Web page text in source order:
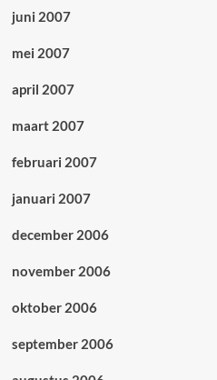
juni 2007
mei 2007
april 2007
maart 2007
februari 2007
januari 2007
december 2006
november 2006
oktober 2006
september 2006